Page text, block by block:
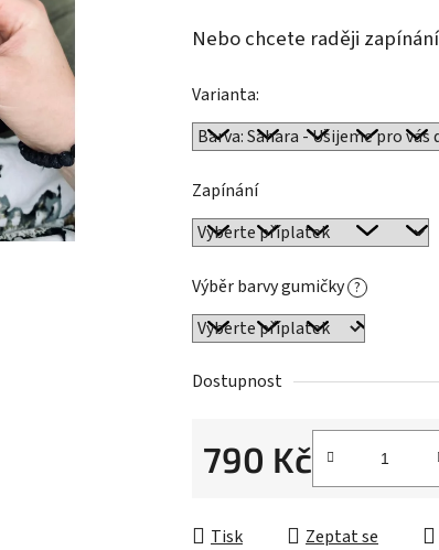
5
Nebo chcete raději
Varianta:
Zapínání
Výběr barvy gumičky ?
Dostupnost
790 Kč
Tisk
Zeptat se